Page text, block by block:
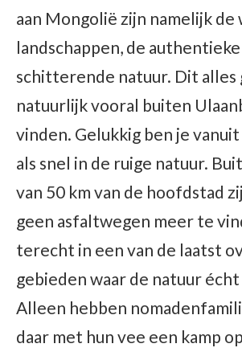
aan Mongolië zijn namelijk de
landschappen, de
schitterende natuur. Dit alles
natuurlijk vooral buiten
vinden. Gelukkig ben je
als snel in de ruige natuur.
van 50 km van de hoofdstad
geen asfaltwegen meer te
terecht in een van de laatst
gebieden waar de natuur
Alleen hebben
daar met hun vee een kamp